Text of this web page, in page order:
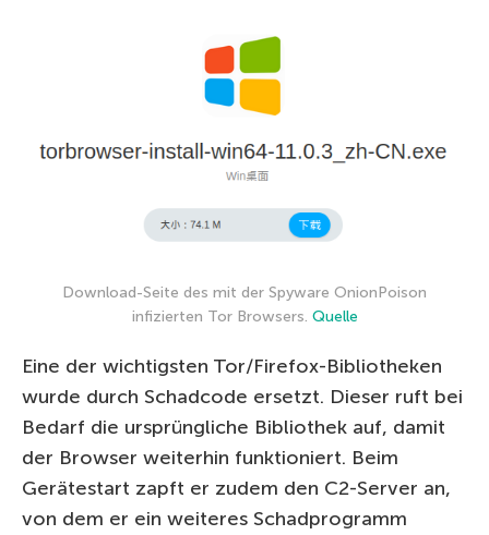
Download-Seite des mit der Spyware OnionPoison
infizierten Tor Browsers. Quelle
Eine der wichtigsten Tor/Firefox-Bibliotheken
wurde durch Schadcode ersetzt. Dieser ruft bei
Bedarf die ursprüngliche Bibliothek auf, damit
der Browser weiterhin funktioniert. Beim
Gerätestart zapft er zudem den C2-Server an,
von dem er ein weiteres Schadprogramm